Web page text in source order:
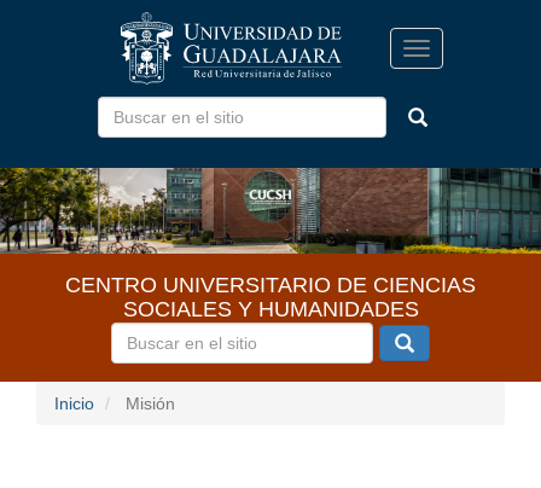
Toggle
navigation
CENTRO UNIVERSITARIO DE CIENCIAS
SOCIALES Y HUMANIDADES
Inicio Misión